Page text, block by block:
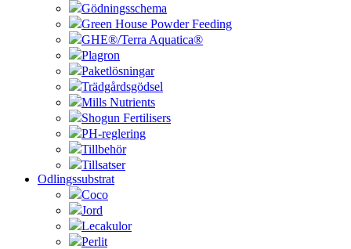
Gödningsschema
Green House Powder Feeding
GHE®/Terra Aquatica®
Plagron
Paketlösningar
Trädgårdsgödsel
Mills Nutrients
Shogun Fertilisers
PH-reglering
Tillbehör
Tillsatser
Odlingssubstrat
Coco
Jord
Lecakulor
Perlit